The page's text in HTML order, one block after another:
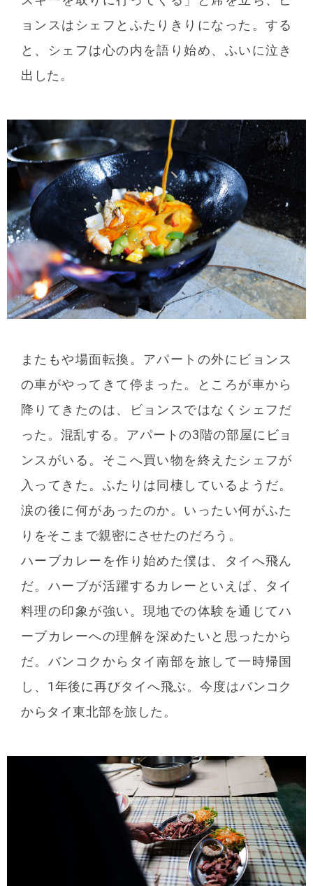
ョンスはシェフとふたりきりになった。する
と、シェフは心の内を語り始め、ふいに泣き
出した。
またもや場面転換。アパートの外にビョンス
の車がやってきて停まった。ところが車から
降りてきたのは、ビョンスではなくシェフだ
った。混乱する。アパートの3階の部屋にビョ
ンスがいる。そこへ買い物を終えたシェフが
入ってきた。ふたりは同棲しているようだ。
涙の後に何があったのか。いったい何がふた
りをそこまで親密にさせたのだろう。
ハーブカレーを作り始めた僕は、タイへ飛ん
だ。ハーブが活躍するカレーといえば、タイ
料理の印象が強い。現地での体験を通じてハ
ーブカレーへの理解を深めたいと思ったから
だ。バンコクからタイ南部を旅して一時帰国
し、1年後に再びタイへ飛ぶ。今度はバンコク
からタイ東北部を旅した。